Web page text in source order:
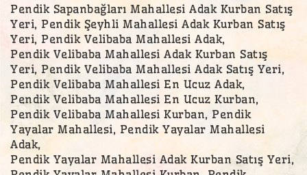
Pendik Sapanbağları Mahallesi Adak Kurban Satış
Yeri, Pendik Şeyhli Mahallesi Adak Kurban Satış
Yeri, Pendik Velibaba Mahallesi Adak,
Pendik Velibaba Mahallesi Adak Kurban Satış
Yeri, Pendik Velibaba Mahallesi Adak Satış Yeri,
Pendik Velibaba Mahallesi En Ucuz Adak,
Pendik Velibaba Mahallesi En Ucuz Kurban,
Pendik Velibaba Mahallesi Kurban, Pendik
Yayalar Mahallesi, Pendik Yayalar Mahallesi
Adak,
Pendik Yayalar Mahallesi Adak Kurban Satış Yeri,